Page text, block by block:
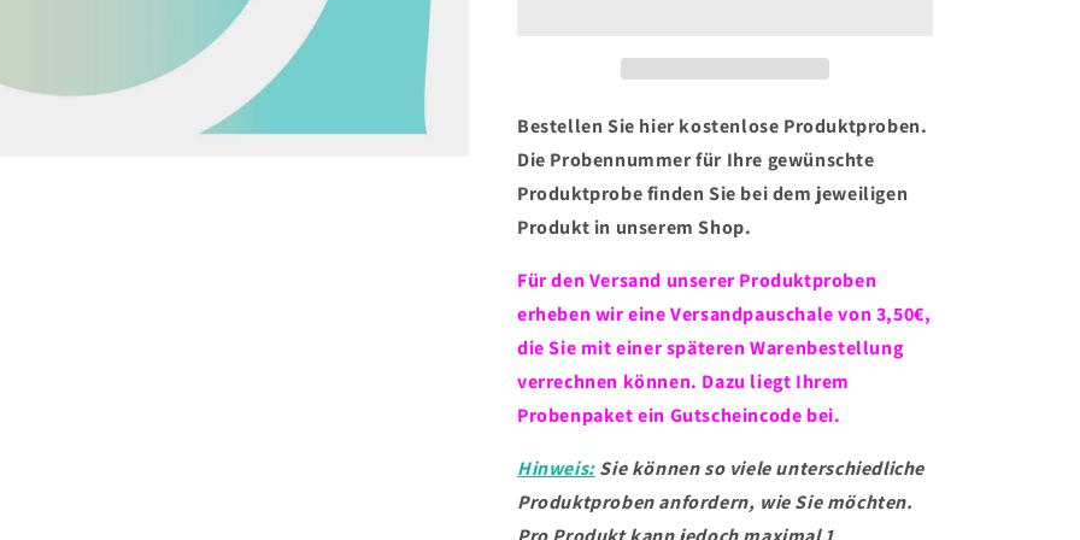
unten
unten
Bestellen Sie hier kostenlose Produktproben.
Die Probennummer für Ihre gewünschte
Produktprobe finden Sie bei dem jeweiligen
Produkt in unserem Shop.
Für den Versand unserer Produktproben
erheben wir eine Versandpauschale von 3,50€,
die Sie mit einer späteren Warenbestellung
verrechnen können. Dazu liegt Ihrem
Probenpaket ein Gutscheincode bei.
Hinweis:Sie können so viele unterschiedliche
Produktproben anfordern, wie Sie möchten.